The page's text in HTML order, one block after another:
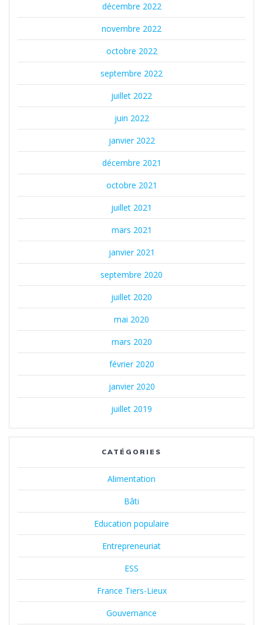
décembre 2022
novembre 2022
octobre 2022
septembre 2022
juillet 2022
juin 2022
janvier 2022
décembre 2021
octobre 2021
juillet 2021
mars 2021
janvier 2021
septembre 2020
juillet 2020
mai 2020
mars 2020
février 2020
janvier 2020
juillet 2019
CATÉGORIES
Alimentation
Bâti
Education populaire
Entrepreneuriat
ESS
France Tiers-Lieux
Gouvernance